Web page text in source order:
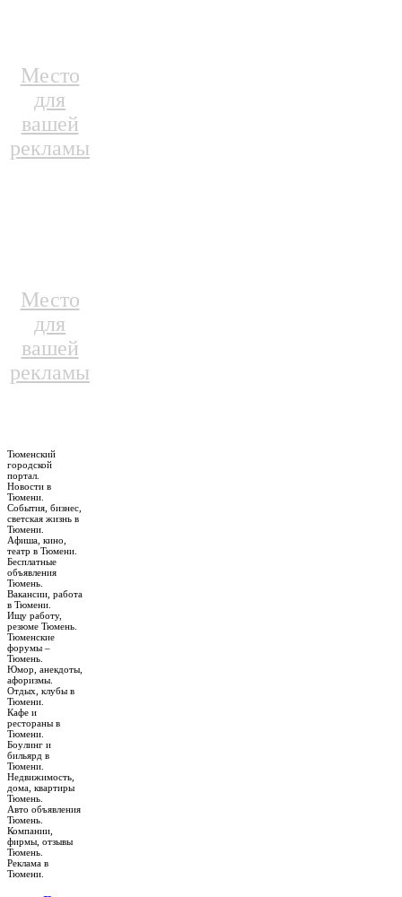
Место
для
вашей
рекламы
Место
для
вашей
рекламы
Тюменский
городской
портал.
Новости в
Тюмени.
События, бизнес,
светская жизнь в
Тюмени.
Афиша, кино,
театр в Тюмени.
Бесплатные
объявления
Тюмень.
Вакансии, работа
в Тюмени.
Ищу работу,
резюме Тюмень.
Тюменские
форумы –
Тюмень.
Юмор, анекдоты,
афоризмы.
Отдых, клубы в
Тюмени.
Кафе и
рестораны в
Тюмени.
Боулинг и
бильярд в
Тюмени.
Недвижимость,
дома, квартиры
Тюмень.
Авто объявления
Тюмень.
Компании,
фирмы, отзывы
Тюмень.
Реклама в
Тюмени.